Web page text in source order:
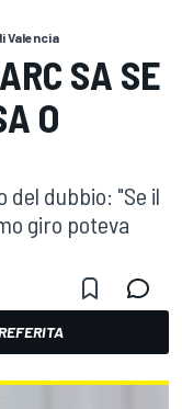
Valencia
SA SE
O
del dubbio: "Se il
giro poteva